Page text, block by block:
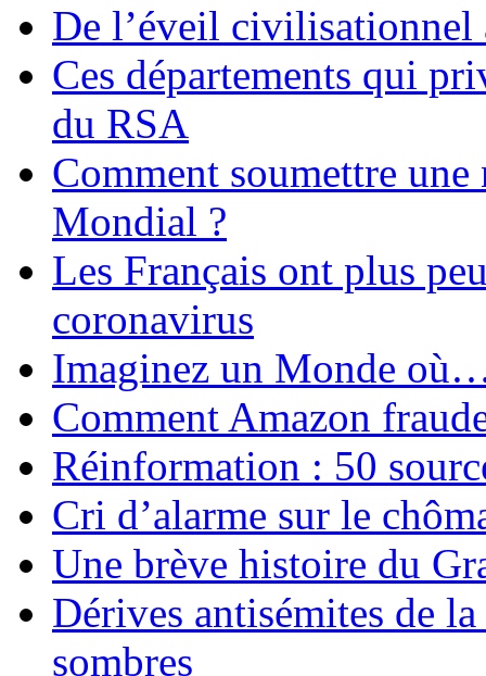
De l’éveil
Ces départements qui
du RSA
Comment soumettre
Mondial ?
Les Français ont plus
coronavirus
Imaginez un Monde
Comment Amazon
Réinformation : 50
Cri d’alarme sur le
Une brève histoire du
Dérives antisémites de
sombres